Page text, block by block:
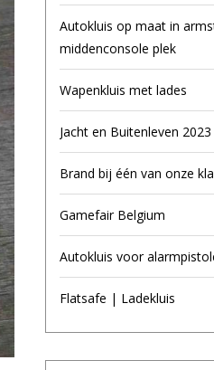
Autokluis op maat in
middenconsole plek
Wapenkluis met lades
Jacht en Buitenleven
Brand bij één van onze
Gamefair Belgium
Autokluis voor
Flatsafe | Ladekluis